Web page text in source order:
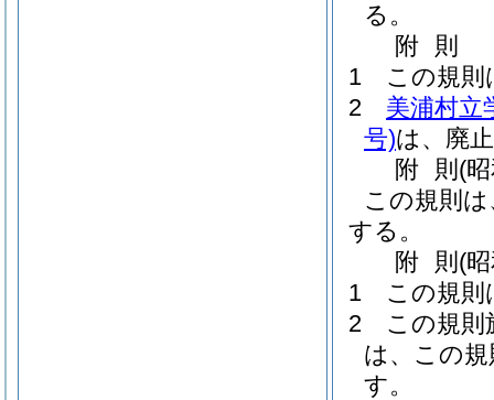
る。
附 則
1
この規則
2
美浦村立
号)は、廃
附 則 (
この規則
する。
附 則 (
1
この規則
2
この規則
は、この
す。